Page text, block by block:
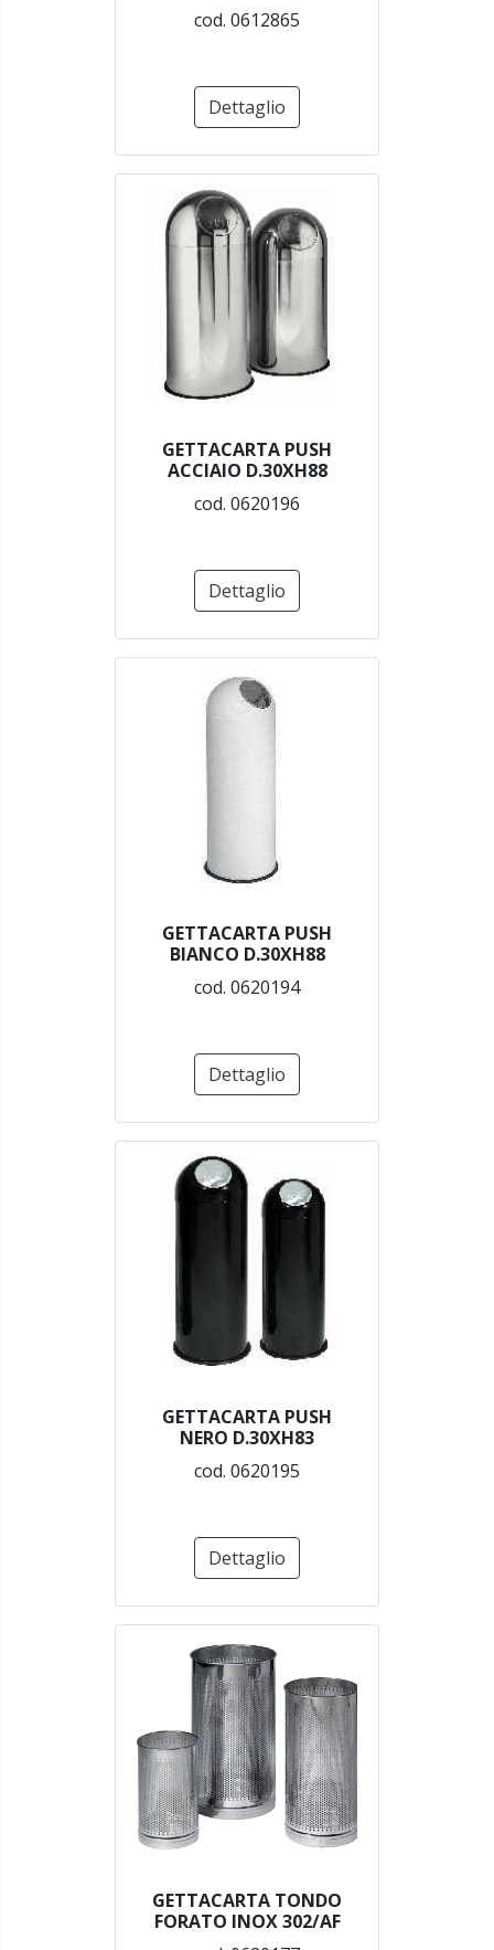
cod. 0612865
Dettaglio
GETTACARTA PUSH
ACCIAIO D.30XH88
cod. 0620196
Dettaglio
GETTACARTA PUSH
BIANCO D.30XH88
cod. 0620194
Dettaglio
GETTACARTA PUSH
NERO D.30XH83
cod. 0620195
Dettaglio
GETTACARTA TONDO
FORATO INOX 302/AF